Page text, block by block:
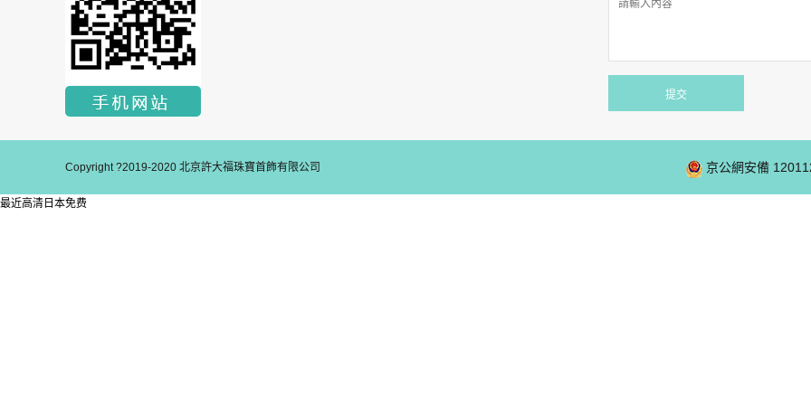
Copyright ?2019-2020 北京許大福珠寶首飾有限公司 京公網安備
最近高清日本免费